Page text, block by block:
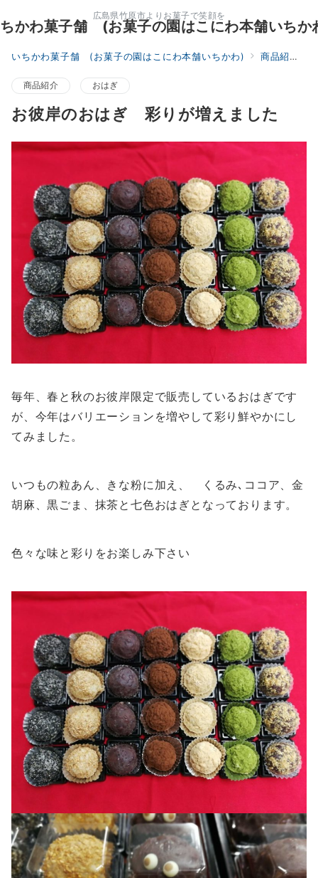
広島県竹原市よりお菓子で笑顔を
かわ菓子舗 (お菓子の園はこにわ本舗いちか
いちかわ菓子舗 (お菓子の園はこにわ本舗いちかわ) 商品紹介
商品紹介 おはぎ
お彼岸のおはぎ 彩りが増えました
毎年、春と秋のお彼岸限定で販売しているおはぎです
が、今年はバリエーションを増やして彩り鮮やかにし
てみました。
いつもの粒あん、きな粉に加え、 くるみ､ココア、金
胡麻、黒ごま、抹茶と七色おはぎとなっております。
色々な味と彩りをお楽しみ下さい